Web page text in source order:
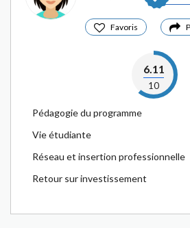
Favoris
6.11
10
Pédagogie du programme
Vie étudiante
Réseau et insertion professionnelle
Retour sur investissement